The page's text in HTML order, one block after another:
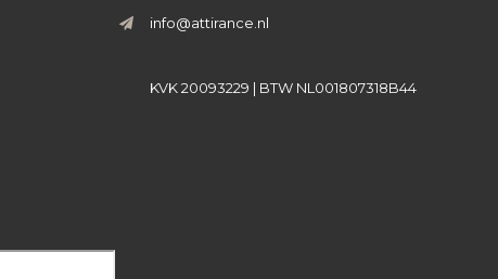
info@attirance.nl
KVK 20093229 | BTW NL001807318B44